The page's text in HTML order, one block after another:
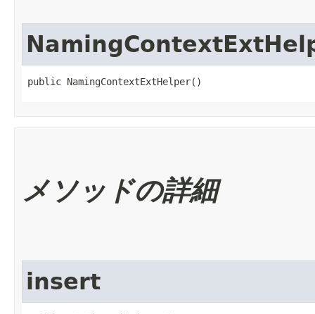
public NamingContextExtHelper()
メソッドの詳細
insert